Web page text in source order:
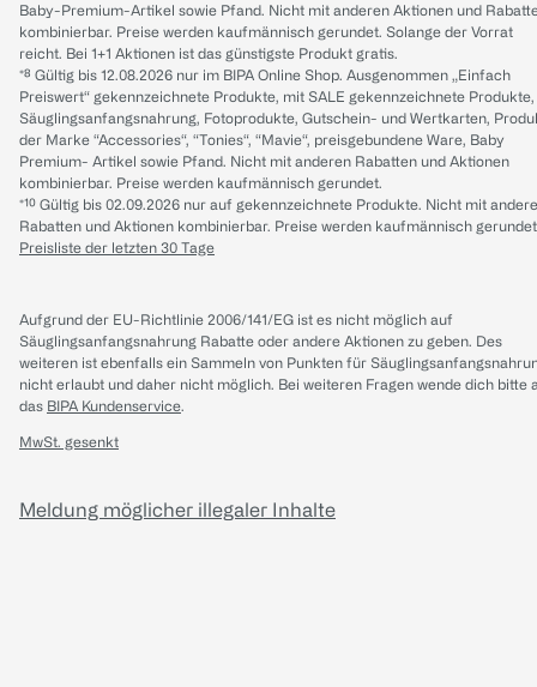
Baby-Premium-Artikel sowie Pfand. Nicht mit anderen Aktionen und
kombinierbar. Preise werden kaufmännisch gerundet. Solange der Vorrat
reicht. Bei 1+1 Aktionen ist das günstigste Produkt gratis.
*⁸ Gültig bis 12.08.2026 nur im BIPA Online Shop. Ausgenommen „Einfach
Preiswert“ gekennzeichnete Produkte, mit SALE gekennzeichnete Produkte,
Säuglingsanfangsnahrung, Fotoprodukte, Gutschein- und Wertkarten,
der Marke “Accessories“, “Tonies“, “Mavie“, preisgebundene Ware, Baby
Premium- Artikel sowie Pfand. Nicht mit anderen Rabatten und Aktionen
kombinierbar. Preise werden kaufmännisch gerundet.
*¹⁰ Gültig bis 02.09.2026 nur auf gekennzeichnete Produkte. Nicht mit
Rabatten und Aktionen kombinierbar. Preise werden kaufmännisch
Preisliste der letzten 30 Tage
Aufgrund der EU-Richtlinie 2006/141/EG ist es nicht möglich auf
Säuglingsanfangsnahrung Rabatte oder andere Aktionen zu geben. Des
weiteren ist ebenfalls ein Sammeln von Punkten für
nicht erlaubt und daher nicht möglich. Bei weiteren Fragen wende dich bitte
das BIPA Kundenservice.
MwSt. gesenkt
Meldung möglicher illegaler Inhalte